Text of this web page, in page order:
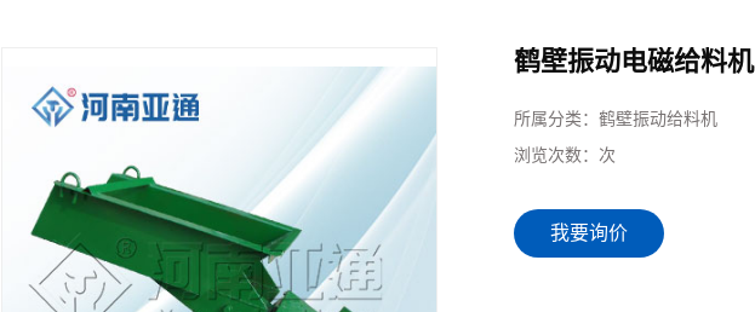
鹤壁振动电磁给料机
所属分类： 鹤壁振动给料机
浏览次数： 次
我要询价